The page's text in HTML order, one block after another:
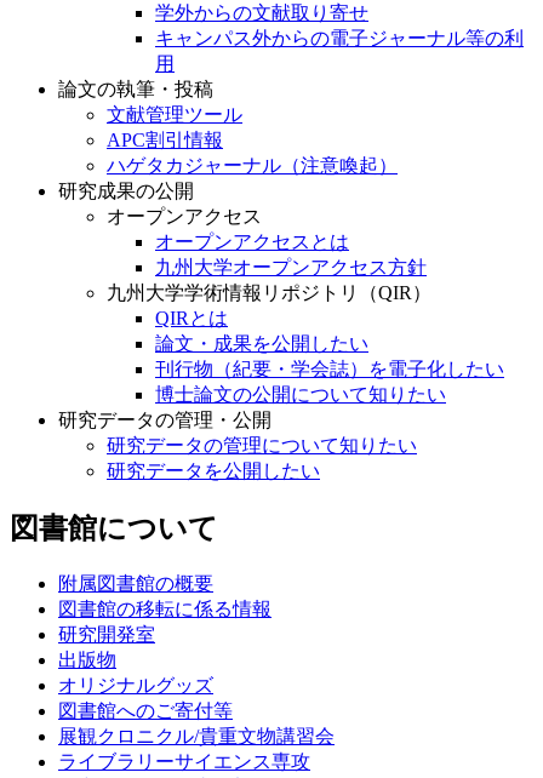
学外からの文献取り寄せ
キャンパス外からの電子ジャーナル等の利
用
論文の執筆・投稿
文献管理ツール
APC割引情報
ハゲタカジャーナル（注意喚起）
研究成果の公開
オープンアクセス
オープンアクセスとは
九州大学オープンアクセス方針
九州大学学術情報リポジトリ（QIR）
QIRとは
論文・成果を公開したい
刊行物（紀要・学会誌）を電子化したい
博士論文の公開について知りたい
研究データの管理・公開
研究データの管理について知りたい
研究データを公開したい
図書館について
附属図書館の概要
図書館の移転に係る情報
研究開発室
出版物
オリジナルグッズ
図書館へのご寄付等
展観クロニクル/貴重文物講習会
ライブラリーサイエンス専攻